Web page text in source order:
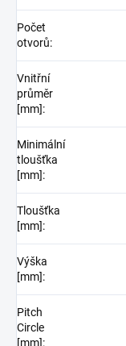
Počet
otvorů:
Vnitřní
průměr
[mm]:
Minimální
tloušťka
[mm]:
Tloušťka
[mm]:
Výška
[mm]:
Pitch
Circle
[mm]: